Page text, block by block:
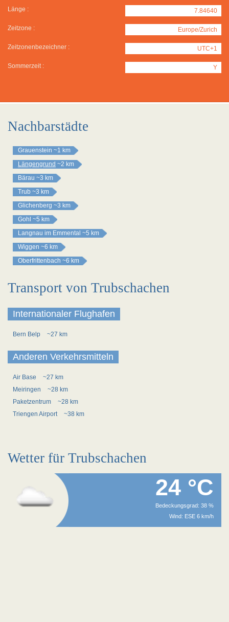
Länge : 7.84640
Zeitzone : Europe/Zurich
Zeitzonenbezeichner : UTC+1
Sommerzeit : Y
Nachbarstädte
Grauenstein ~1 km
Längengrund ~2 km
Bärau ~3 km
Trub ~3 km
Glichenberg ~3 km
Gohl ~5 km
Langnau im Emmental ~5 km
Wiggen ~6 km
Oberfrittenbach ~6 km
Transport von Trubschachen
Internationaler Flughafen
Bern Belp ~27 km
Anderen Verkehrsmitteln
Air Base
~27 km
Meiringen
~28 km
Paketzentrum
~28 km
Triengen Airport
~38 km
Wetter für Trubschachen
24 °C
Bedeckungsgrad: 38 %
Wind: ESE 6 km/h